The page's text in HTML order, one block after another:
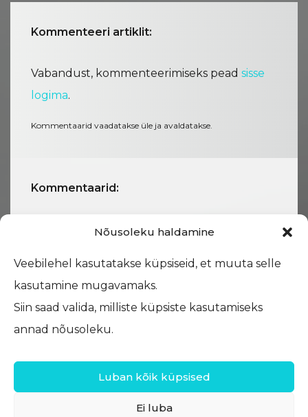
Nõusoleku haldamine
Veebilehel kasutatakse küpsiseid, et muuta selle
kasutamine mugavamaks.
Siin saad valida, milliste küpsiste kasutamiseks
annad nõusoleku.
Luban kõik küpsised
Ei luba
Kommenteeri artiklit:
Vabandust, kommenteerimiseks pead sisse
logima.
Kommentaarid vaadatakse üle ja avaldatakse.
Kommentaarid: